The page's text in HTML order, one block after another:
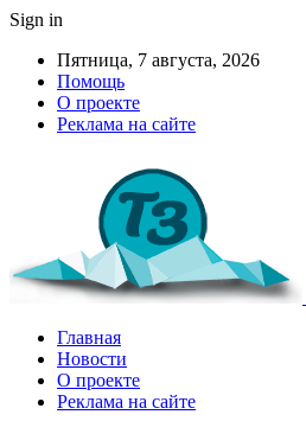
Sign in
Пятница, 7 августа, 2026
Помощь
О проекте
Реклама на сайте
Главная
Новости
О проекте
Реклама на сайте